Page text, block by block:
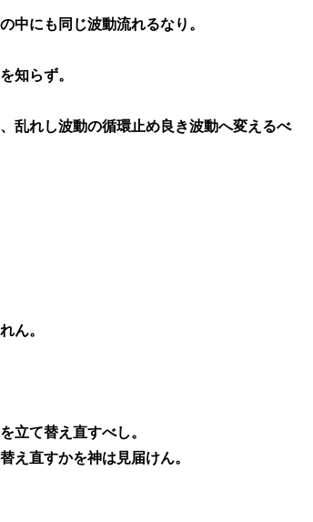
中にも同じ波動流れるなり。
知らず。
乱れし波動の循環止め良き波動へ変えるべ
ん。
立て替え直すべし。
え直すかを神は見届けん。